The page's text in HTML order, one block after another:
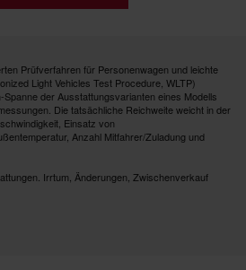
Prüfverfahren für Personenwagen und leichte
Light Vehicles Test Procedure, WLTP)
der Ausstattungsvarianten eines Modells
Die tatsächliche Reichweite weicht in der
Einsatz von
Anzahl Mitfahrer/Zuladung und
Irrtum, Änderungen, Zwischenverkauf